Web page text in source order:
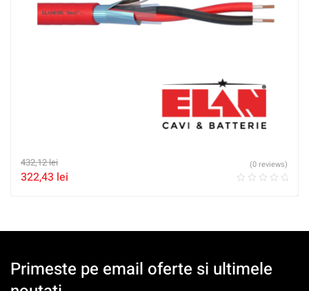
432,12lei
322,43 lei
(0 reviews)
Primeste pe email oferte si ultimele